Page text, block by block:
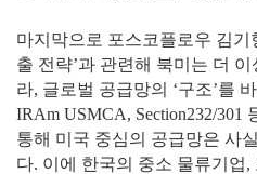
마지막으로 포스코플로우 김기
출 전략’과 관련해 북미는 더
라, 글로벌 공급망의 ‘구조’를
IRAm USMCA, Section232/301
통해 미국 중심의 공급망은 사
다. 이에 한국의 중소 물류기업